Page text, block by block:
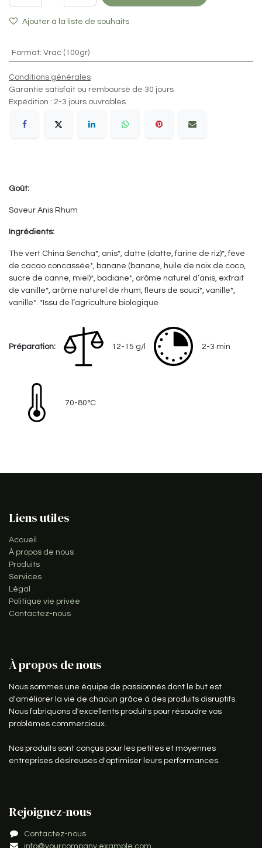
Ajouter à la liste de souhaits
Format: Vrac (100gr)
Conditions générales
Garantie satisfait ou remboursé de 30 jours
Expédition : 2-3 jours ouvrables
Goût:
Saveur Anis Rhum
Ingrédients:
Thé vert China Sencha*, anis*, datte (datte, farine de riz)*, fève
de cacao concassée*, banane (banane, huile de noix de coco,
sucre de canne, miel)*, badiane*, arôme naturel d’anis, extrait
de vanille*, arôme naturel de rhum, fleurs de souci*, vanille*,
vanille*. *Issu de l‘agriculture biologique
Préparation: 12-15 g/l 2-3 min
70-80°C
Liens utiles
Accueil
À propos de nous
Produits
Services
Légal
Politique vie privée
Contactez-nous
À propos de nous
Nous sommes une équipe de passionnés dont le but est
d'améliorer la vie de chacun grâce à des produits disruptifs.
Nous fabriquons d'excellents produits pour résoudre vos
problèmes commerciaux.
Nos produits sont conçus pour les petites et moyennes
entreprises désireuses d'optimiser leurs performances.
Rejoignez-nous
Contactez-nous
info@yourcompany.example.com